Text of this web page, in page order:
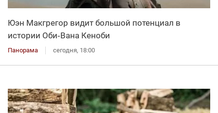
Юэн Макгрегор видит большой потенциал в
истории Оби‑Вана Кеноби
Панорама сегодня, 18:00